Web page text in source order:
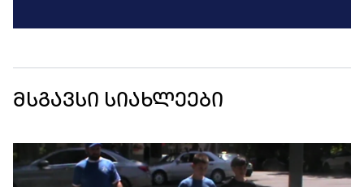
მსგავსი სიახლეები